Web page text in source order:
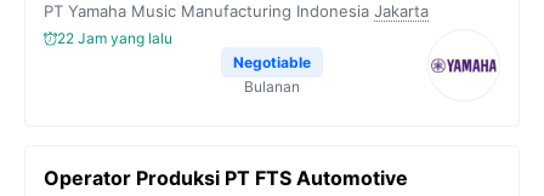
PT Yamaha Music Manufacturing Indonesia Jakarta
22 Jam yang lalu
Negotiable
Bulanan
Operator Produksi PT FTS Automotive